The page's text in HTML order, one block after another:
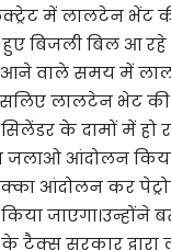
में लालटेन भेंट
हुए बिजली बिल आ
आने वाले समय में
लालटेन भेट
के दामों में हो
आंदोलन किया
आंदोलन कर
जाएगा।उन्होंने
टैक्स सरकार द्वारा